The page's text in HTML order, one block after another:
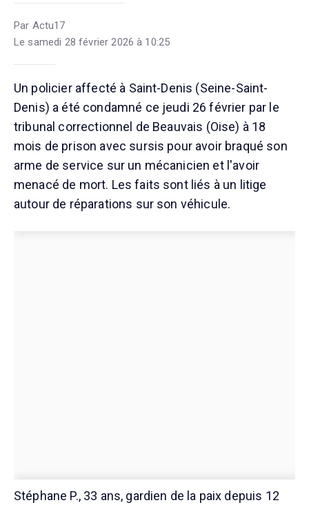
Par Actu17
Le samedi 28 février 2026 à 10:25
Un policier affecté à Saint-Denis (Seine-Saint-
Denis) a été condamné ce jeudi 26 février par le
tribunal correctionnel de Beauvais (Oise) à 18
mois de prison avec sursis pour avoir braqué son
arme de service sur un mécanicien et l'avoir
menacé de mort. Les faits sont liés à un litige
autour de réparations sur son véhicule.
Stéphane P., 33 ans, gardien de la paix depuis 12